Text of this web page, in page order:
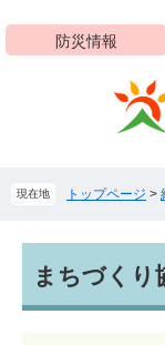
ジ
ュ
防災情報
現在地 トップページ >
まちづくり